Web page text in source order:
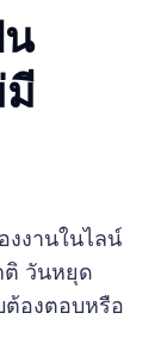
น
งงานในไลน์
ติ วันหยุด
ต้องตอบหรือ